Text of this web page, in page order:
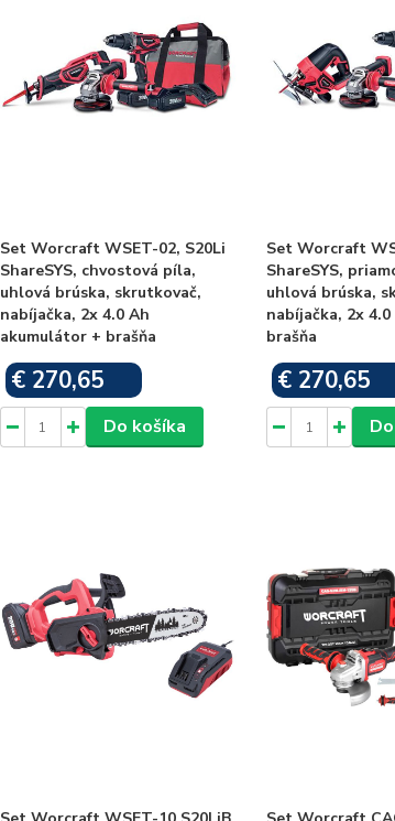
Set Worcraft WSET-02, S20Li
ShareSYS, chvostová píla,
uhlová brúska, skrutkovač,
nabíjačka, 2x 4.0 Ah
akumulátor + brašňa
€ 270,65
Do košíka
Set Worcraft
ShareSYS,
uhlová brúska,
nabíjačka, 2x
brašňa
€ 270,65